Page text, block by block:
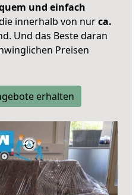
und einfach
innerhalb von nurca.
Und das Beste daran
Preisen
erhalten